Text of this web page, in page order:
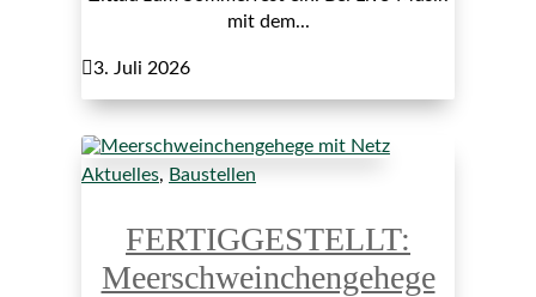
mit dem...
3. Juli 2026
Aktuelles, Baustellen
FERTIGGESTELLT:
Meerschweinchengehege